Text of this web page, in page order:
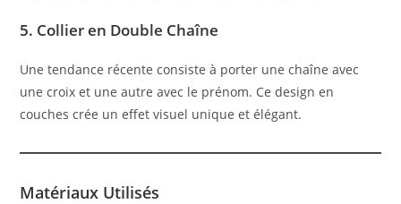
5. Collier en Double Chaîne
Une tendance récente consiste à porter une chaîne avec
une croix et une autre avec le prénom. Ce design en
couches crée un effet visuel unique et élégant.
Matériaux Utilisés